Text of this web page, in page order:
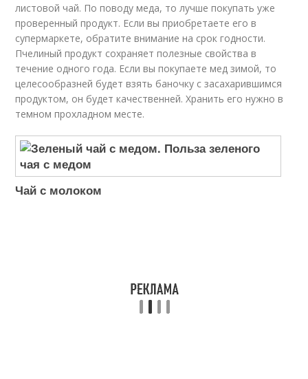
листовой чай. По поводу меда, то лучше покупать уже
проверенный продукт. Если вы приобретаете его в
супермаркете, обратите внимание на срок годности.
Пчелиный продукт сохраняет полезные свойства в
течение одного года. Если вы покупаете мед зимой, то
целесообразней будет взять баночку с засахарившимся
продуктом, он будет качественней. Хранить его нужно в
темном прохладном месте.
Чай с молоком